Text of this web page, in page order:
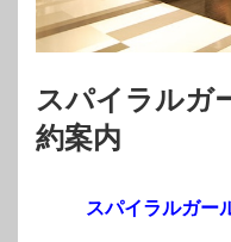
スパイラルガ
約案内
スパイラルガー